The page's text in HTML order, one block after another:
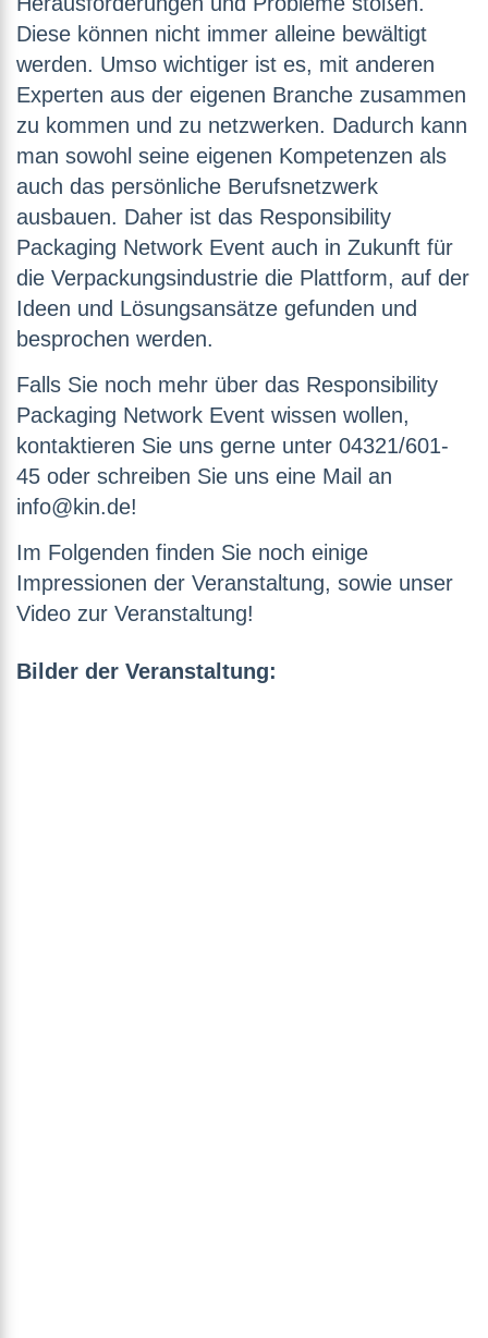
Diese können nicht immer alleine bewältigt
werden. Umso wichtiger ist es, mit anderen
Experten aus der eigenen Branche zusammen
zu kommen und zu netzwerken. Dadurch kann
man sowohl seine eigenen Kompetenzen als
auch das persönliche Berufsnetzwerk
ausbauen. Daher ist das Responsibility
Packaging Network Event auch in Zukunft für
die Verpackungsindustrie die Plattform, auf der
Ideen und Lösungsansätze gefunden und
besprochen werden.
Falls Sie noch mehr über das Responsibility
Packaging Network Event wissen wollen,
kontaktieren Sie uns gerne unter 04321/601-
45 oder schreiben Sie uns eine Mail an
info@kin.de!
Im Folgenden finden Sie noch einige
Impressionen der Veranstaltung, sowie unser
Video zur Veranstaltung!
Bilder der Veranstaltung: